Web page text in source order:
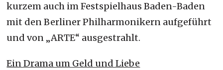
kurzem auch im Festspielhaus Baden-Baden
mit den Berliner Philharmonikern aufgeführt
und von „ARTE“ ausgestrahlt.
Ein Drama um Geld und Liebe